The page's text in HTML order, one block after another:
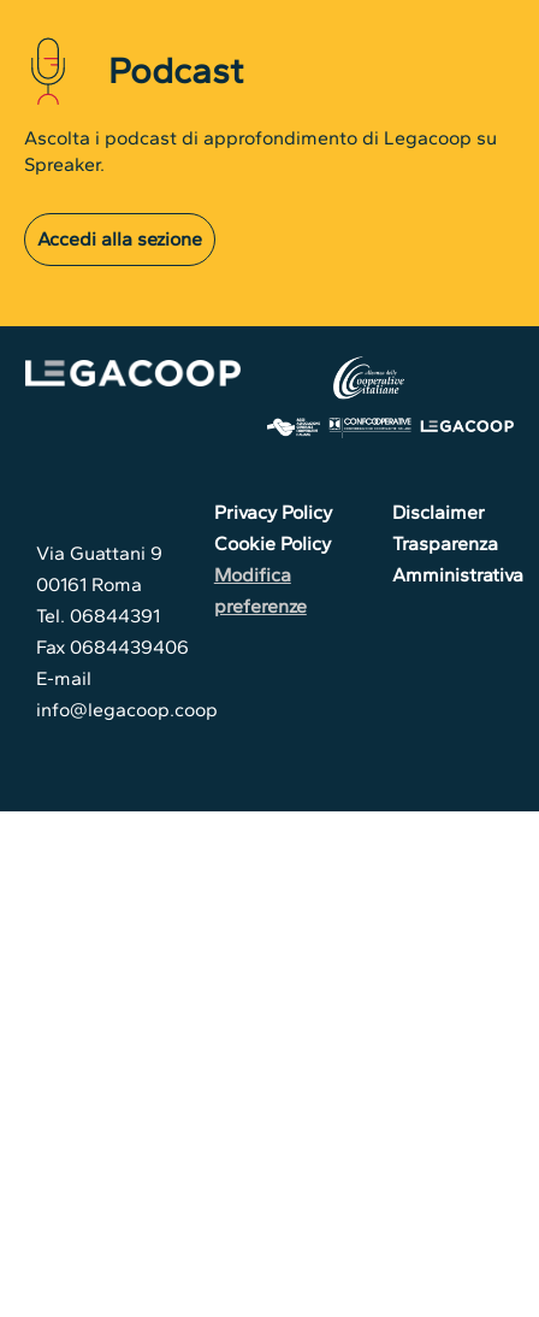
Podcast
Ascolta i podcast di approfondimento di Legacoop su
Spreaker.
Accedi alla sezione
Via Guattani 9
00161 Roma
Tel. 06844391
Fax 0684439406
E-mail
info@legacoop.coop
Privacy Policy
Cookie Policy
Modifica
preferenze
Disclaimer
Trasparenza
Amministrativa